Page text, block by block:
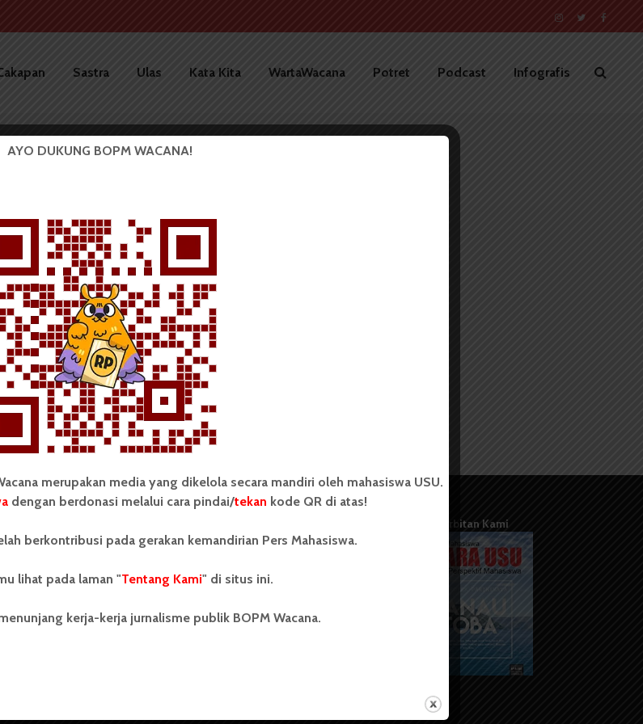
Sastra Ulas Kata Kita WartaWacana Potret Podcast Infografis
(USU).
SUARA
Info Iklan
Pedoman Media Siber
Terbitan Kami
AYO DUKUNG BOPM WACANA!
merupakan media yang dikelola secara mandiri oleh mahasiswa USU.
dengan berdonasi melalui cara pindai/tekan kode QR di atas!
berkontribusi pada gerakan kemandirian Pers Mahasiswa.
lihat pada laman "Tentang Kami" di situs ini.
kerja-kerja jurnalisme publik BOPM Wacana.